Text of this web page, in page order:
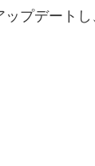
プデートし